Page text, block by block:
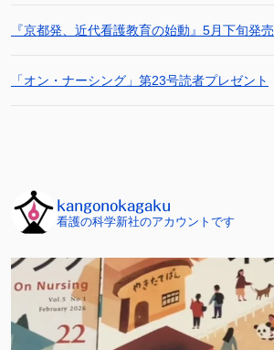
『京都発、近代看護教育の始動』5月下旬発売
「オン・ナーシング」第23号読者プレゼント
kangonokagaku
看護の科学新社のアカウントです